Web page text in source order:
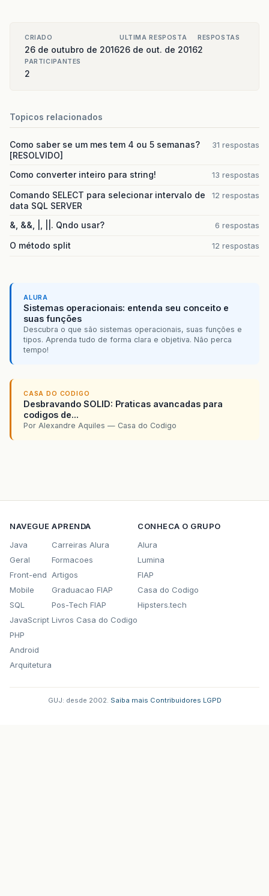
CRIADO
26 de outubro de 2016
ULTIMA RESPOSTA
26 de out. de 2016
RESPOSTAS
2
PARTICIPANTES
2
Topicos relacionados
Como saber se um mes tem 4 ou 5 semanas?
[RESOLVIDO]
31 respostas
Como converter inteiro para string! 13 respostas
Comando SELECT para selecionar intervalo de
data SQL SERVER
12 respostas
&, &&, |, ||. Qndo usar? 6 respostas
O método split 12 respostas
ALURA
Sistemas operacionais: entenda seu conceito e
suas funções
Descubra o que são sistemas operacionais, suas funções e
tipos. Aprenda tudo de forma clara e objetiva. Não perca
tempo!
CASA DO CODIGO
Desbravando SOLID: Praticas avancadas para
codigos de...
Por Alexandre Aquiles — Casa do Codigo
NAVEGUE
Java
Geral
Front-end
Mobile
SQL
JavaScript
PHP
Android
Arquitetura
APRENDA
Carreiras Alura
Formacoes
Artigos
Graduacao FIAP
Pos-Tech FIAP
Livros Casa do Codigo
CONHECA O GRUPO
Alura
Lumina
FIAP
Casa do Codigo
Hipsters.tech
GUJ: desde 2002. Saiba mais Contribuidores LGPD